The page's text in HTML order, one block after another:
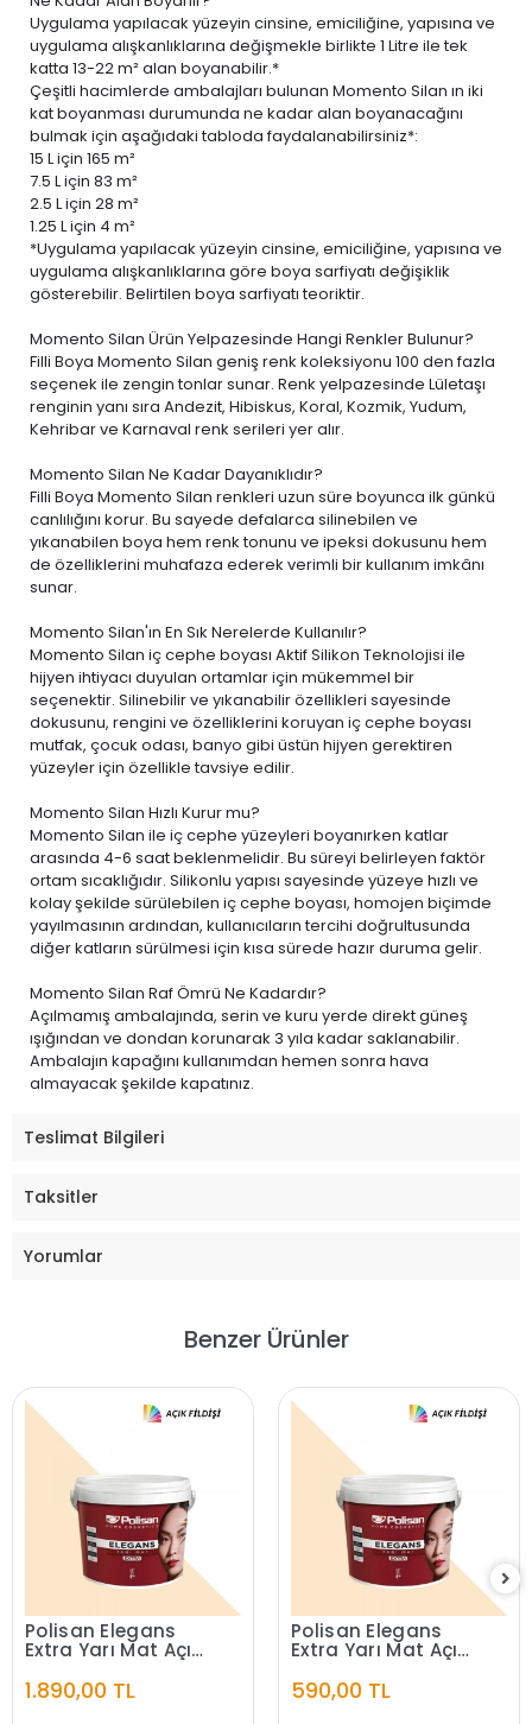
Uygulama yapılacak yüzeyin cinsine, emiciliğine, yapısına ve
uygulama alışkanlıklarına değişmekle birlikte 1 Litre ile tek
katta 13-22 m² alan boyanabilir.*
Çeşitli hacimlerde ambalajları bulunan Momento Silan ın iki
kat boyanması durumunda ne kadar alan boyanacağını
bulmak için aşağıdaki tabloda faydalanabilirsiniz*:
15 Liçin 165 m²
7.5 Liçin 83 m²
2.5 Liçin 28 m²
1.25 Liçin 4 m²
*Uygulama yapılacak yüzeyin cinsine, emiciliğine, yapısına ve
uygulama alışkanlıklarına göre boya sarfiyatı değişiklik
gösterebilir. Belirtilen boya sarfiyatı teoriktir.
Momento Silan Ürün Yelpazesinde Hangi Renkler Bulunur?
Filli Boya Momento Silan geniş renk koleksiyonu 100 den fazla
seçenek ile zengin tonlar sunar. Renk yelpazesinde Lületaşı
renginin yanı sıra Andezit, Hibiskus, Koral, Kozmik, Yudum,
Kehribar ve Karnaval renk serileri yer alır.
Momento Silan Ne Kadar Dayanıklıdır?
Filli Boya Momento Silan renkleri uzun süre boyunca ilk günkü
canlılığını korur. Bu sayede defalarca silinebilen ve
yıkanabilen boya hem renk tonunu ve ipeksi dokusunu hem
de özelliklerini muhafaza ederek verimli bir kullanım imkânı
sunar.
Momento Silan'ın En Sık Nerelerde Kullanılır?
Momento Silan iç cephe boyası Aktif Silikon Teknolojisi ile
hijyen ihtiyacı duyulan ortamlar için mükemmel bir
seçenektir. Silinebilir ve yıkanabilir özellikleri sayesinde
dokusunu, rengini ve özelliklerini koruyan iç cephe boyası
mutfak, çocuk odası, banyo gibi üstün hijyen gerektiren
yüzeyler için özellikle tavsiye edilir.
Momento Silan Hızlı Kurur mu?
Momento Silan ile iç cephe yüzeyleri boyanırken katlar
arasında 4-6 saat beklenmelidir. Bu süreyi belirleyen faktör
ortam sıcaklığıdır. Silikonlu yapısı sayesinde yüzeye hızlı ve
kolay şekilde sürülebilen iç cephe boyası, homojen biçimde
yayılmasının ardından, kullanıcıların tercihi doğrultusunda
diğer katların sürülmesi için kısa sürede hazır duruma gelir.
Momento Silan Raf Ömrü Ne Kadardır?
Açılmamış ambalajında, serin ve kuru yerde direkt güneş
ışığından ve dondan korunarak 3 yıla kadar saklanabilir.
Ambalajın kapağını kullanımdan hemen sonra hava
almayacak şekilde kapatınız.
Teslimat Bilgileri
Taksitler
Yorumlar
Benzer Ürünler
Polisan Elegans
Extra Yarı Mat Açık
1.890,00 TL
Polisan Elegans
Extra Yarı Mat Açık
590,00 TL